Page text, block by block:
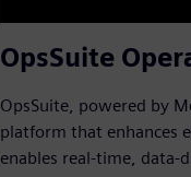
OpsSuite
OpsSuite, powered by
platform that enhances
enables real-time, data-